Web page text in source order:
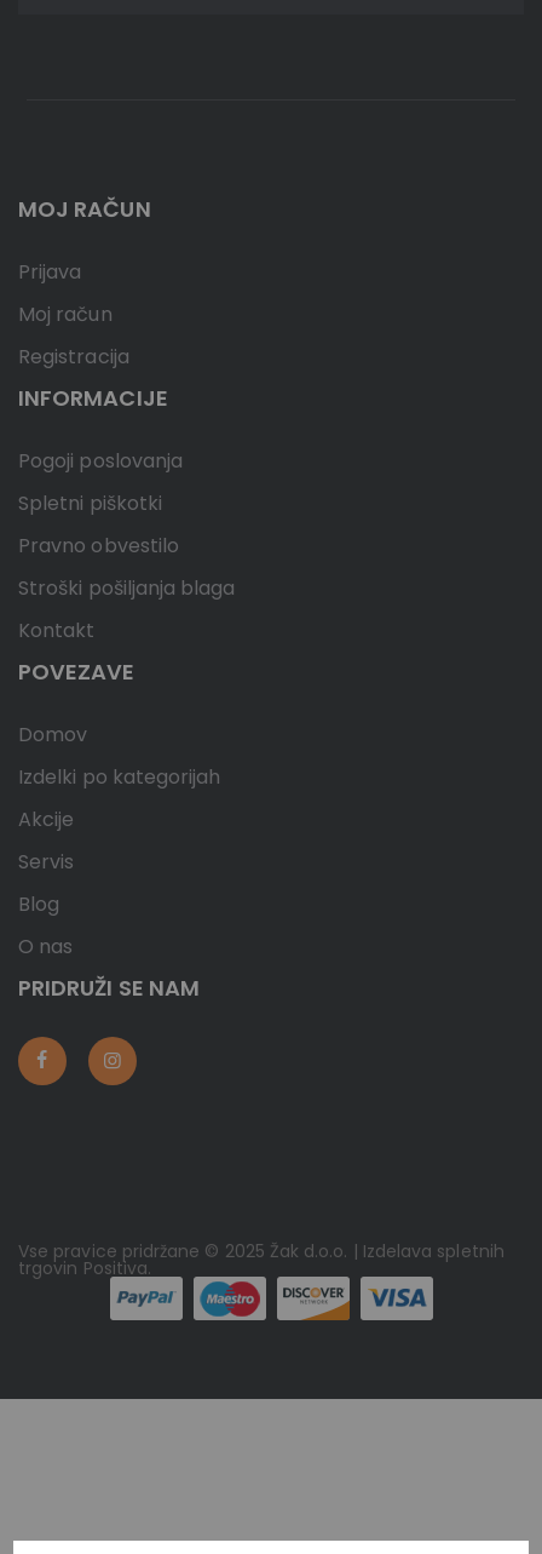
MOJ RAČUN
Prijava
Moj račun
Registracija
INFORMACIJE
Pogoji poslovanja
Spletni piškotki
Pravno obvestilo
Stroški pošiljanja blaga
Kontakt
POVEZAVE
Domov
Izdelki po kategorijah
Akcije
Servis
Blog
O nas
PRIDRUŽI SE NAM
Vse pravice pridržane © 2025 Žak d.o.o. | Izdelava spletnih
trgovin Positiva.